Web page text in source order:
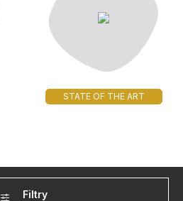
STATE OF THE ART
Filtry